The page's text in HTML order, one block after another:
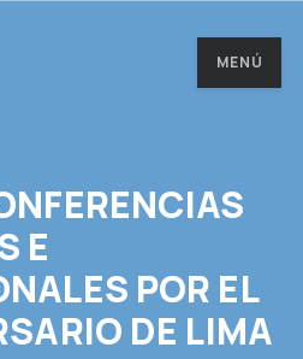
MENÚ
E
POR EL
DE LIMA